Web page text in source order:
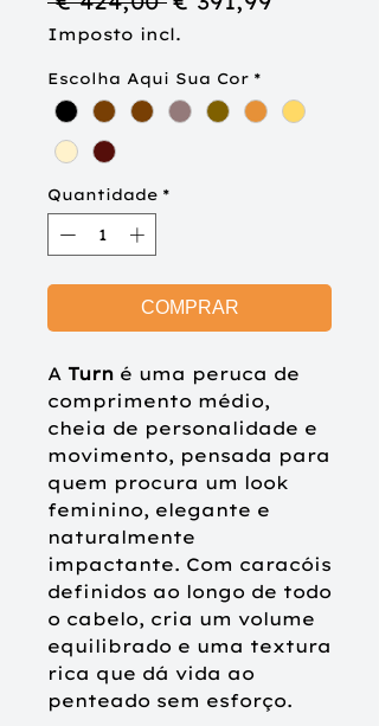
normal
Imposto incl.
Escolha Aqui Sua Cor *
Quantidade *
COMPRAR
A Turn é uma peruca de
comprimento médio,
cheia de personalidade e
movimento, pensada para
quem procura um look
feminino, elegante e
naturalmente
impactante. Com caracóis
definidos ao longo de todo
o cabelo, cria um volume
equilibrado e uma textura
rica que dá vida ao
penteado sem esforço.